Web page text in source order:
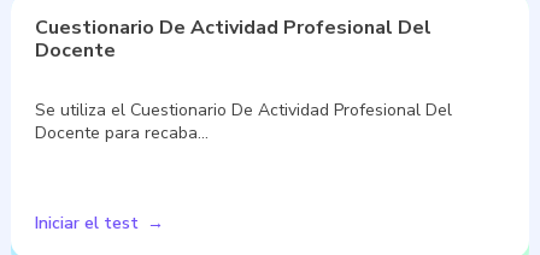
Cuestionario De Actividad Profesional Del
Docente
Se utiliza el Cuestionario De Actividad Profesional Del
Docente para recaba…
Iniciar el test